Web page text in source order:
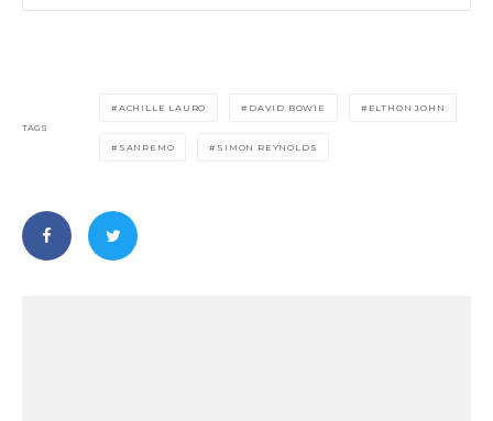
TAGS
ACHILLE LAURO DAVID BOWIE ELTHON JOHN
SANREMO SIMON REYNOLDS